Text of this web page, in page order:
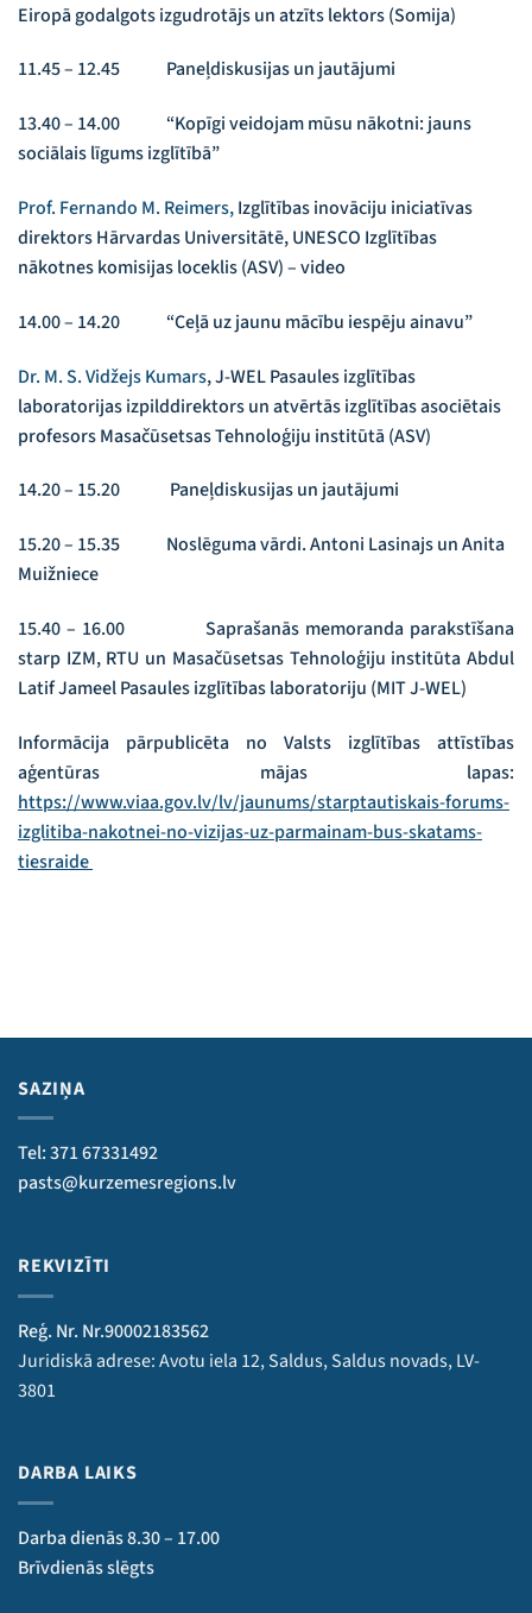
Eiropā godalgots izgudrotājs un atzīts lektors (Somija)
11.45 – 12.45 Paneļdiskusijas un jautājumi
13.40 – 14.00 “Kopīgi veidojam mūsu nākotni: jauns
sociālais līgums izglītībā”
Prof. Fernando M. Reimers,Izglītības inovāciju iniciatīvas
direktors Hārvardas Universitātē, UNESCO Izglītības
nākotnes komisijas loceklis (ASV) – video
14.00 – 14.20 “Ceļā uz jaunu mācību iespēju ainavu”
Dr. M. S. Vidžejs Kumars, J-WEL Pasaules izglītības
laboratorijas izpilddirektors un atvērtās izglītības asociētais
profesors Masačūsetsas Tehnoloģiju institūtā (ASV)
14.20 – 15.20 Paneļdiskusijas un jautājumi
15.20 – 15.35 Noslēguma vārdi. Antoni Lasinajs un Anita
Muižniece
15.40 – 16.00 Saprašanās memoranda parakstīšana
starp IZM, RTU un Masačūsetsas Tehnoloģiju institūta Abdul
Latif Jameel Pasaules izglītības laboratoriju (MIT J-WEL)
Informācija pārpublicēta no Valsts izglītības attīstības
aģentūras mājas lapas:
https://www.viaa.gov.lv/lv/jaunums/starptautiskais-forums-
izglitiba-nakotnei-no-vizijas-uz-parmainam-bus-skatams-
tiesraide
SAZIŅA
Tel: 371 67331492
pasts@kurzemesregions.lv
REKVIZĪTI
Reģ. Nr. Nr.90002183562
Juridiskā adrese: Avotu iela 12, Saldus, Saldus novads, LV-
3801
DARBA LAIKS
Darba dienās 8.30 – 17.00
Brīvdienās slēgts